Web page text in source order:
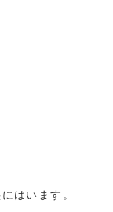
はいます。